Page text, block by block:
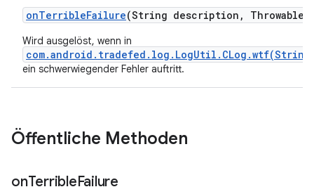
onTerribleFailure(String description , Throwable
Wird ausgelöst, wenn in
ein schwerwiegender Fehler auftritt.
Öffentliche Methoden
onTerribleFailure